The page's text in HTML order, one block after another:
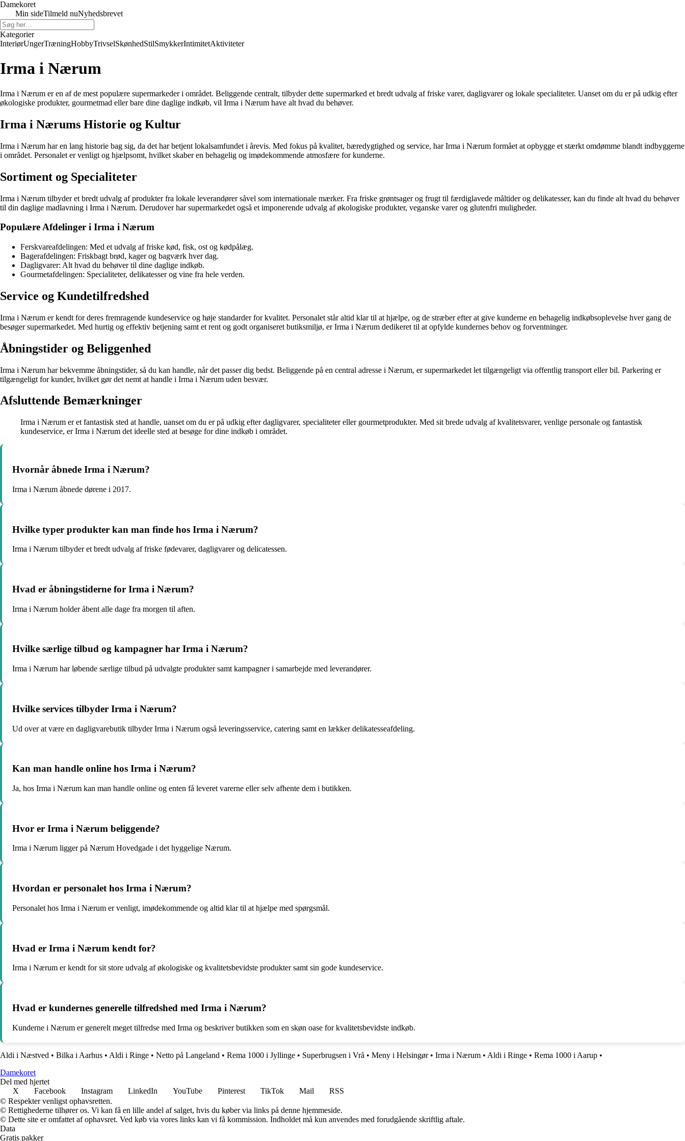
Damekoret
Min sideTilmeld nuNyhedsbrevet
Kategorier
InteriørUngerTræningHobbyTrivselSkønhedStilSmykkerIntimitetAktiviteter
Irma i Nærum
Irma i Nærum er en af de mest populære supermarkeder i området. Beliggende centralt, tilbyder dette supermarked et bredt udvalg af friske varer, dagligvarer og lokale specialiteter. Uanset om du er på udkig efter
økologiske produkter, gourmetmad eller bare dine daglige indkøb, vil Irma i Nærum have alt hvad du behøver.
Irma i Nærums Historie og Kultur
Irma i Nærum har en lang historie bag sig, da det har betjent lokalsamfundet i årevis. Med fokus på kvalitet, bæredygtighed og service, har Irma i Nærum formået at opbygge et stærkt omdømme blandt indbyggerne
i området. Personalet er venligt og hjælpsomt, hvilket skaber en behagelig og imødekommende atmosfære for kunderne.
Sortiment og Specialiteter
Irma i Nærum tilbyder et bredt udvalg af produkter fra lokale leverandører såvel som internationale mærker. Fra friske grøntsager og frugt til færdiglavede måltider og delikatesser, kan du finde alt hvad du behøver
til din daglige madlavning i Irma i Nærum. Derudover har supermarkedet også et imponerende udvalg af økologiske produkter, veganske varer og glutenfri muligheder.
Populære Afdelinger i Irma i Nærum
Ferskvareafdelingen: Med et udvalg af friske kød, fisk, ost og kødpålæg.
Bagerafdelingen: Friskbagt brød, kager og bagværk hver dag.
Dagligvarer: Alt hvad du behøver til dine daglige indkøb.
Gourmetafdelingen: Specialiteter, delikatesser og vine fra hele verden.
Service og Kundetilfredshed
Irma i Nærum er kendt for deres fremragende kundeservice og høje standarder for kvalitet. Personalet står altid klar til at hjælpe, og de stræber efter at give kunderne en behagelig indkøbsoplevelse hver gang de
besøger supermarkedet. Med hurtig og effektiv betjening samt et rent og godt organiseret butiksmiljø, er Irma i Nærum dedikeret til at opfylde kundernes behov og forventninger.
Åbningstider og Beliggenhed
Irma i Nærum har bekvemme åbningstider, så du kan handle, når det passer dig bedst. Beliggende på en central adresse i Nærum, er supermarkedet let tilgængeligt via offentlig transport eller bil. Parkering er
tilgængeligt for kunder, hvilket gør det nemt at handle i Irma i Nærum uden besvær.
Afsluttende Bemærkninger
Irma i Nærum er et fantastisk sted at handle, uanset om du er på udkig efter dagligvarer, specialiteter eller gourmetprodukter. Med sit brede udvalg af kvalitetsvarer, venlige personale og fantastisk
kundeservice, er Irma i Nærum det ideelle sted at besøge for dine indkøb i området.
Hvornår åbnede Irma i Nærum?
Irma i Nærum åbnede dørene i 2017.
Hvilke typer produkter kan man finde hos Irma i Nærum?
Irma i Nærum tilbyder et bredt udvalg af friske fødevarer, dagligvarer og delicatessen.
Hvad er åbningstiderne for Irma i Nærum?
Irma i Nærum holder åbent alle dage fra morgen til aften.
Hvilke særlige tilbud og kampagner har Irma i Nærum?
Irma i Nærum har løbende særlige tilbud på udvalgte produkter samt kampagner i samarbejde med leverandører.
Hvilke services tilbyder Irma i Nærum?
Ud over at være en dagligvarebutik tilbyder Irma i Nærum også leveringsservice, catering samt en lækker delikatesseafdeling.
Kan man handle online hos Irma i Nærum?
Ja, hos Irma i Nærum kan man handle online og enten få leveret varerne eller selv afhente dem i butikken.
Hvor er Irma i Nærum beliggende?
Irma i Nærum ligger på Nærum Hovedgade i det hyggelige Nærum.
Hvordan er personalet hos Irma i Nærum?
Personalet hos Irma i Nærum er venligt, imødekommende og altid klar til at hjælpe med spørgsmål.
Hvad er Irma i Nærum kendt for?
Irma i Nærum er kendt for sit store udvalg af økologiske og kvalitetsbevidste produkter samt sin gode kundeservice.
Hvad er kundernes generelle tilfredshed med Irma i Nærum?
Kunderne i Nærum er generelt meget tilfredse med Irma og beskriver butikken som en skøn oase for kvalitetsbevidste indkøb.
Aldi i Næstved • Bilka i Aarhus • Aldi i Ringe • Netto på Langeland • Rema 1000 i Jyllinge • Superbrugsen i Vrå • Meny i Helsingør• Irma i Nærum • Aldi i Ringe • Rema 1000 i Aarup •
Damekoret
Del med hjertet
X
Facebook Instagram LinkedIn YouTube Pinterest TikTok Mail
RSS
© Respekter venligst ophavsretten.
© Rettighederne tilhører os. Vi kan få en lille andel af salget, hvis du køber via links på denne hjemmeside.
© Dette site er omfattet af ophavsret. Ved køb via vores links kan vi få kommission. Indholdet må kun anvendes med forudgående skriftlig aftale.
Data
Gratis pakker